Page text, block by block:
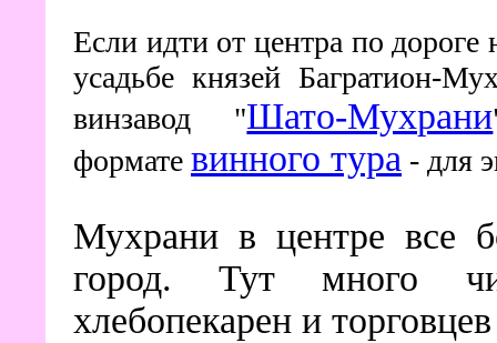
Если идти от центра по дороге
усадьбе князей Багратион-
винзавод "Шато-Мухрани
формате винного тура - для
Мухрани в центре все
город. Тут много
хлебопекарен и